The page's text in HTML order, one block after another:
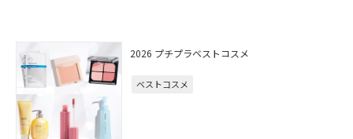
2026 プチプラベストコスメ
ベストコスメ